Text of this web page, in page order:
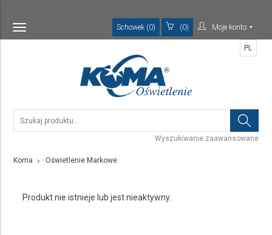
Toggle
navigation
Schowek (0) (0) Moje konto
Wyszukiwanie zaawansowane
PL
Koma Oświetlenie Markowe
Produkt nie istnieje lub jest nieaktywny.